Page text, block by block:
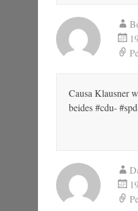
Causa Klausner
beides #cdu-